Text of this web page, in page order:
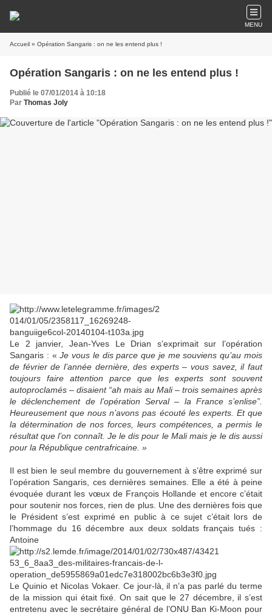
MENU
Accueil » Opération Sangaris : on ne les entend plus !
Opération Sangaris : on ne les entend plus !
Publié le 07/01/2014 à 10:18
Par Thomas Joly
Le 2 janvier, Jean-Yves Le Drian s’exprimait sur l’opération
Sangaris : «Je vous le dis parce que je me souviens qu’au mois
de février de l’année dernière, des experts – vous savez, il faut
toujours faire attention parce que les experts sont souvent
autoproclamés – disaient “ah mais au Mali – trois semaines après
le déclenchement de l’opération Serval – la France s’enlise”.
Heureusement que nous n’avons pas écouté les experts. Et que
la détermination de nos forces, leurs compétences, a permis le
résultat que l’on connaît. Je le dis pour le Mali mais je le dis aussi
pour la République centrafricaine. »
Il est bien le seul membre du gouvernement à s’être exprimé sur
l’opération Sangaris, ces dernières semaines. Elle a été à peine
évoquée durant les vœux de François Hollande et encore c’était
pour soutenir nos forces, rien de plus. Une des dernières fois que
le Président s’est exprimé en public à ce sujet c’était lors de
l’hommage du 16 décembre aux deux soldats français tués :
Antoine
Le Quinio et Nicolas Vokaer. Ce jour-là, il n’a pas parlé du terme
de la mission qui était fixé. On sait que le 27 décembre, il s’est
entretenu avec le secrétaire général de l’ONU Ban Ki-Moon pour